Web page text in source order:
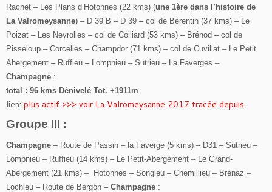
Rachet – Les Plans d’Hotonnes (22 kms) (une 1ère dans l’histoire de
La Valromeysanne) – D 39 B – D 39 – col de Bérentin (37 kms) – Le
Poizat – Les Neyrolles – col de Colliard (53 kms) – Brénod – col de
Pisseloup – Corcelles – Champdor (71 kms) – col de Cuvillat – Le Petit
Abergement – Ruffieu – Lompnieu – Sutrieu – La Faverges –
Champagne :
total : 96 kms Dénivelé Tot. +1911m
lien: plus actif >>> voir La Valromeysanne 2017 tracée depuis.
Groupe III :
Champagne – Route de Passin – la Faverge (5 kms) – D31 – Sutrieu –
Lompnieu – Ruffieu (14 kms) – Le Petit-Abergement – Le Grand-
Abergement (21 kms) – Hotonnes – Songieu – Chemillieu – Brénaz –
Lochieu – Route de Bergon – Champagne :